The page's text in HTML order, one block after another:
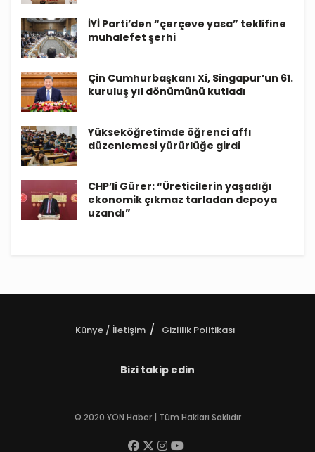
İYİ Parti’den “çerçeve yasa” teklifine
muhalefet şerhi
Çin Cumhurbaşkanı Xi, Singapur’un 61.
kuruluş yıl dönümünü kutladı
Yükseköğretimde öğrenci affı
düzenlemesi yürürlüğe girdi
CHP’li Gürer: “Üreticilerin yaşadığı
ekonomik çıkmaz tarladan depoya
uzandı”
Künye / İletişim Gizlilik Politikası
Bizi takip edin
© 2020 YÖN Haber | Tüm Hakları Saklıdır